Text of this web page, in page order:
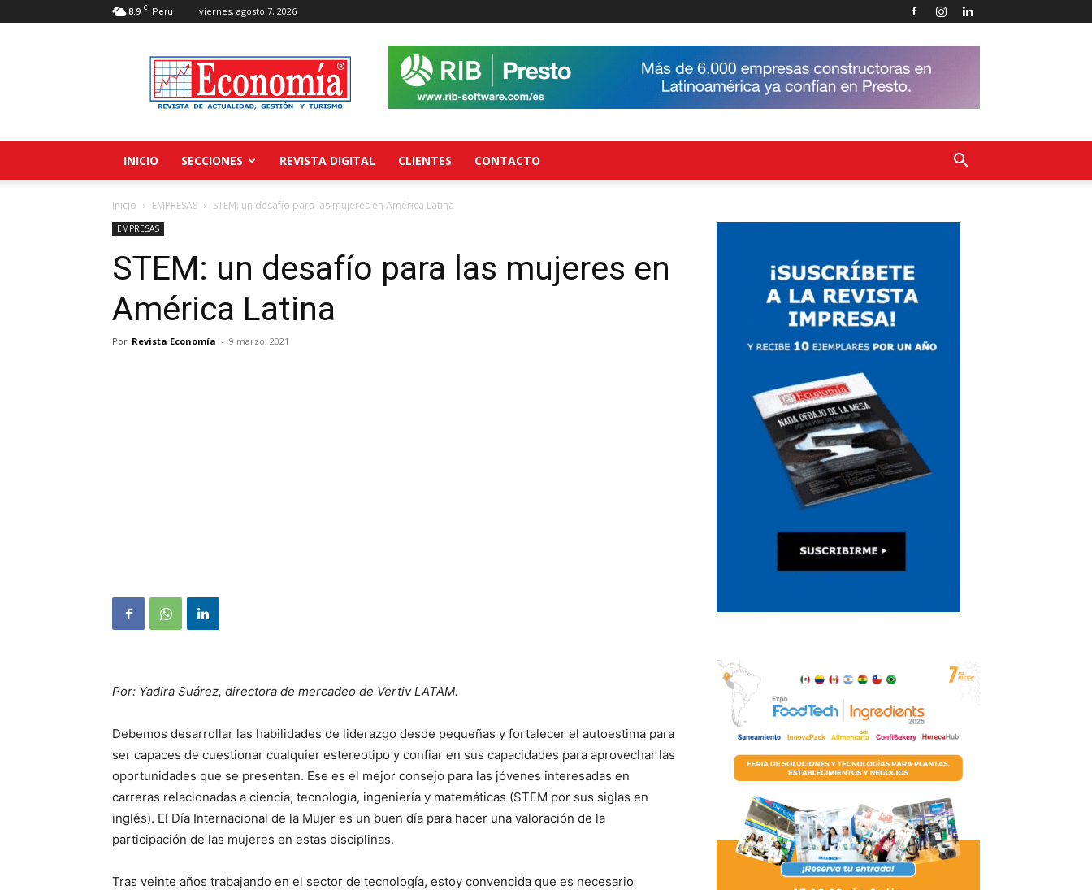
8.9 C Peru viernes, agosto 7, 2026
Revista
Economía
INICIO SECCIONES REVISTA DIGITAL CLIENTES CONTACTO
Inicio EMPRESAS STEM: un desafío para las mujeres en América Latina
EMPRESAS
STEM: un desafío para las mujeres en
América Latina
Por Revista Economía - 9 marzo, 2021
Por: Yadira Suárez, directora de mercadeo de Vertiv LATAM.
Debemos desarrollar las habilidades de liderazgo desde pequeñas y fortalecer el autoestima para
ser capaces de cuestionar cualquier estereotipo y confiar en sus capacidades para aprovechar las
oportunidades que se presentan. Ese es el mejor consejo para las jóvenes interesadas en
carreras relacionadas a ciencia, tecnología, ingeniería y matemáticas (STEM por sus siglas en
inglés). El Día Internacional de la Mujer es un buen día para hacer una valoración de la
participación de las mujeres en estas disciplinas.
Tras veinte años trabajando en el sector de tecnología, estoy convencida que es necesario